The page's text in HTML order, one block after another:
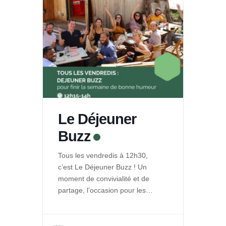
Le Déjeuner
Buzz
Tous les vendredis à 12h30,
c’est Le Déjeuner Buzz ! Un
moment de convivialité et de
partage, l’occasion pour les